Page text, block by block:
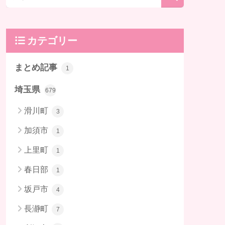
カテゴリー
まとめ記事 1
埼玉県 679
滑川町 3
加須市 1
上里町 1
春日部 1
坂戸市 4
長瀞町 7